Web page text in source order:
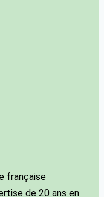
française
de 20 ans en